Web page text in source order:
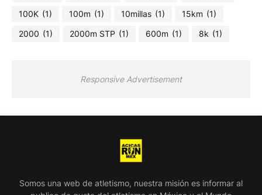
100K (1) 100m (1) 10millas (1) 15km (1)
2000 (1) 2000m STP (1) 600m (1) 8k (1)
Responsive Advertisement
Somos una web de atletismo, nuestra misión es informar al